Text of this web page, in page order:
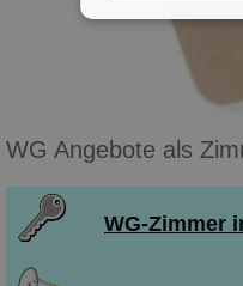
WG Angebote als
WG-Zimmer